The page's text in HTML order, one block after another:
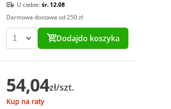
U ciebie:śr. 12.08
Darmowa dostawa od 250 zł
Dodajdo koszyka
54,04zł/szt.
Kup na raty